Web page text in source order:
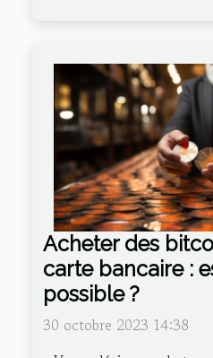
Acheter des
carte bancaire :
possible ?
30 octobre 2023 14:38